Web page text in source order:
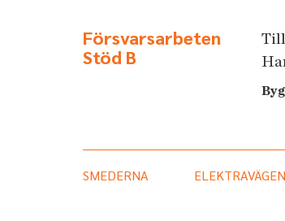
Försvarsarbeten
Stöd B
SMEDERNA